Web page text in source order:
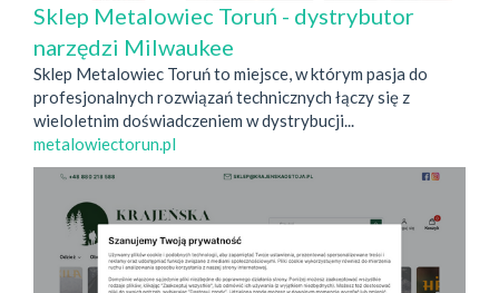
Sklep Metalowiec Toruń - dystrybutor
narzędzi Milwaukee
Sklep Metalowiec Toruń to miejsce, w którym pasja do
profesjonalnych rozwiązań technicznych łączy się z
wieloletnim doświadczeniem w dystrybucji...
metalowiectorun.pl